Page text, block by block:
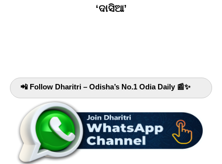
‘ଦାସିଆ’
📲 Follow Dharitri – Odisha’s No.1 Odia Daily 📰✨